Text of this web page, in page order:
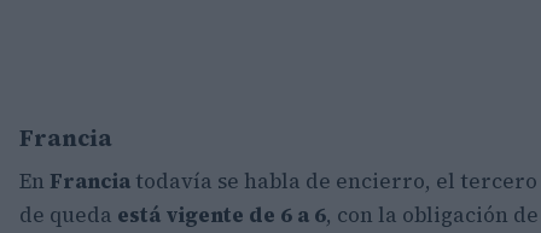
Francia
En Francia todavía se habla de encierro, el
de queda está vigente de 6 a 6, con la obligación